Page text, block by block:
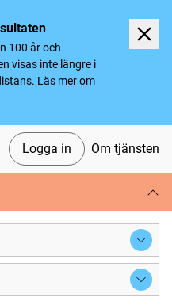
100 år och
visas inte längre i
Läs mer om
Logga in Om tjänsten